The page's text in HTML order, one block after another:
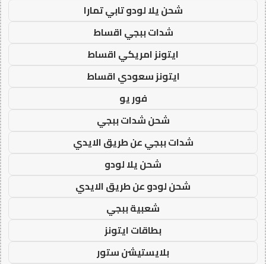
شحن يلا لودو تابي تمارا
شدات ببجي اقساط
ايتونز امريكي اقساط
ايتونز سعودي اقساط
فور يو
شحن شدات ببجي
شدات ببجي عن طريق الايدي
شحن يلا لودو
شحن لودو عن طريق الايدي
شعبية ببجي
بطاقات ايتونز
بلايستيشن ستور